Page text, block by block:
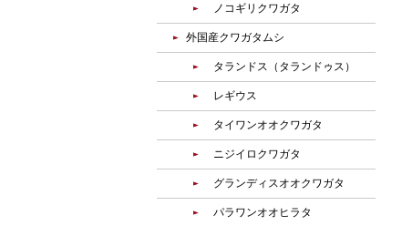
ノコギリクワガタ
外国産クワガタムシ
タランドス（タランドゥス）
レギウス
タイワンオオクワガタ
ニジイロクワガタ
グランディスオオクワガタ
パラワンオオヒラタ